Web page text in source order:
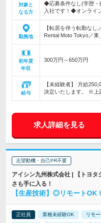
対象と
なる方
◆応募条件なし(学歴・
入社です！◆オンライ
勤務地
【転居を伴う転勤なし
Rental Moto Tokyo／東…
初年度
年収
300万円～650万円
給与
【未経験者】 月給
決定いたします。 ※上
求人詳細を見る
志望動機・自己PR不要
アイシン九州株式会社 | 【トヨ
さも手に入る！
【生産技術】◎リモート
正社員 業種未経験OK リモ